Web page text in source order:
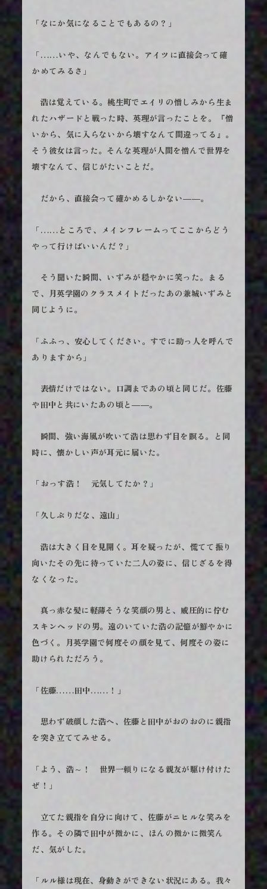
「なにか気になることでもあるの？」
「……いや、なんでもない。アイツに直接会って確
かめてみるさ」
浩は覚えている。桃生町でエイリの憎しみから生ま
れたハザードと戦った時、英理が言ったことを。『憎
いから、気に入らないから壊すなんて間違ってる』。
そう彼女は言った。そんな英理が人間を憎んで世界を
壊すなんて、信じがたいことだ。
だから、直接会って確かめるしかない――。
「……ところで、メインフレームってここからどう
やって行けばいいんだ？」
そう聞いた瞬間、いずみが穏やかに笑った。まる
で、月英学園のクラスメイトだったあの兼城いずみと
同じように。
「ふふっ、安心してください。すでに助っ人を呼んで
ありますから」
表情だけではない。口調まであの頃と同じだ。佐藤
や田中と共にいたあの頃と――。
瞬間、強い海風が吹いて浩は思わず目を瞑る。と同
時に、懐かしい声が耳元に届いた。
「おっす浩！ 元気してたか？」
「久しぶりだな、遠山」
浩は大きく目を見開く。耳を疑ったが、慌てて振り
向いたその先に待っていた二人の姿に、信じざるを得
なくなった。
真っ赤な髪に軽薄そうな笑顔の男と、威圧的に佇む
スキンヘッドの男。遠のいていた浩の記憶が鮮やかに
色づく。月英学園で何度その顔を見て、何度その姿に
助けられただろう。
「佐藤……田中……！」
思わず破顔した浩へ、佐藤と田中がおのおのに親指
を突き立ててみせる。
「よう、浩～！ 世界一頼りになる親友が駆け付けた
ぜ！」
立てた親指を自分に向けて、佐藤がニヒルな笑みを
作る。その隣で田中が微かに、ほんの微かに微笑ん
だ、気がした。
「ルル様は現在、身動きができない状況にある。我々